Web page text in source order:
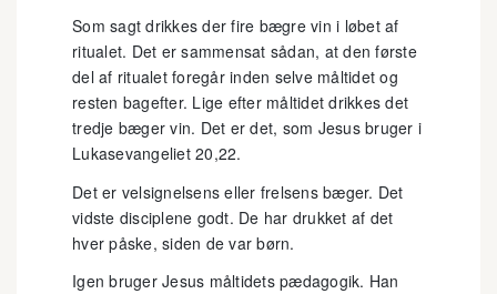
Som sagt drikkes der fire bægre vin i løbet af
ritualet. Det er sammensat sådan, at den første
del af ritualet foregår inden selve måltidet og
resten bagefter. Lige efter måltidet drikkes det
tredje bæger vin. Det er det, som Jesus bruger i
Lukasevangeliet 20,22.
Det er velsignelsens eller frelsens bæger. Det
vidste disciplene godt. De har drukket af det
hver påske, siden de var børn.
Igen bruger Jesus måltidets pædagogik. Han